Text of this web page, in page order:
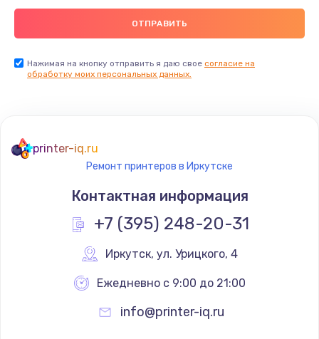
Заказать
Замена термостата
1200 руб.
Заказать
Замена реле
Нажимая на кнопку отправить я даю свое согласие на
обработку моих персональных данных.
printer-iq.ru
Ремонт принтеров в Иркутске
Контактная информация
+7 (395) 248-20-31
Иркутск, ул. Урицкого, 4
Ежедневно с 9:00 до 21:00
info@printer-iq.ru